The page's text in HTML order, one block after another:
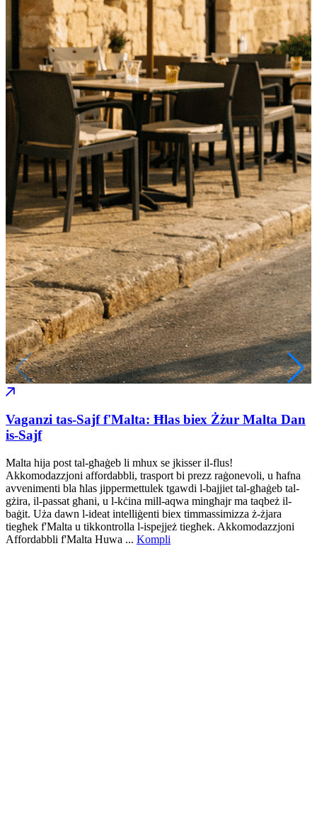
Vaganzi tas-Sajf f'Malta: Ħlas biex Żżur Malta Dan
is-Sajf
Malta hija post tal-għaġeb li mhux se jkisser il-flus!
Akkomodazzjoni affordabbli, trasport bi prezz raġonevoli, u ħafna
avvenimenti bla ħlas jippermettulek tgawdi l-bajjiet tal-għaġeb tal-
gżira, il-passat għani, u l-kċina mill-aqwa mingħajr ma taqbeż il-
baġit. Uża dawn l-ideat intelliġenti biex timmassimizza ż-żjara
tiegħek f'Malta u tikkontrolla l-ispejjeż tiegħek. Akkomodazzjoni
Affordabbli f'Malta Huwa ... Kompli